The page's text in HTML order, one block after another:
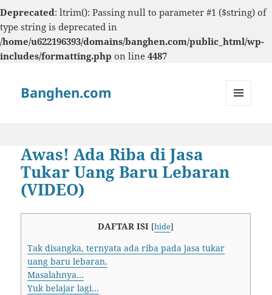
Deprecated: ltrim(): Passing null to parameter #1 ($string) of
type string is deprecated in
/home/u622196393/domains/banghen.com/public_html/wp-
includes/formatting.php on line 4487
Banghen.com
Awas! Ada Riba di Jasa
Tukar Uang Baru Lebaran
(VIDEO)
DAFTAR ISI [hide]
Tak disangka, ternyata ada riba pada jasa tukar
uang baru lebaran.
Masalahnya…
Yuk belajar lagi…